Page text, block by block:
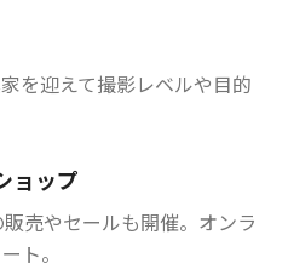
を迎えて撮影レベルや目的
ョップ
売やセールも開催。オンラ
ト。